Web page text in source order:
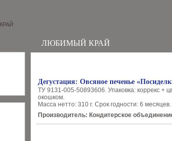
ЛЮБИМЫЙ КРАЙ
Дегустация: Овсяное печенье
ТУ 9131-005-50893606. Упаковка: коррекс +
окошком.
Масса нетто: 310 г. Срок годности: 6 месяцев.
Производитель: Кондитерское